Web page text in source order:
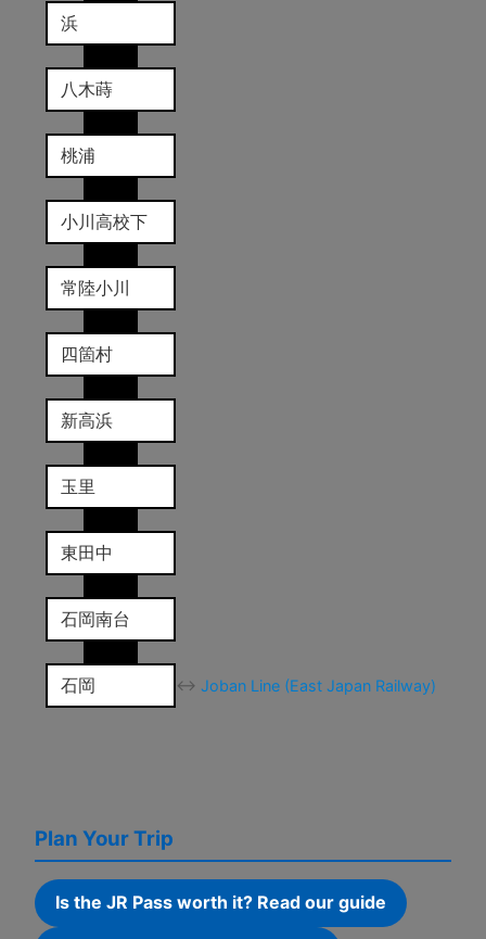
浜
八木蒔
桃浦
小川高校下
常陸小川
四箇村
新高浜
玉里
東田中
石岡南台
石岡 ↔ Joban Line (East Japan Railway)
Plan Your Trip
Is the JR Pass worth it? Read our guide